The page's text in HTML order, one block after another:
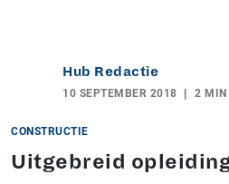
Hub Redactie
10 SEPTEMBER 2018 2 MIN
CONSTRUCTIE
Uitgebreid